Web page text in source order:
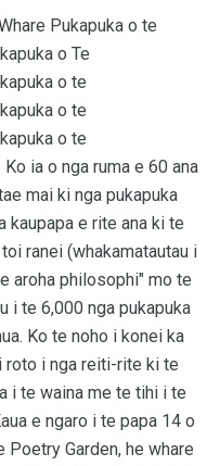
Pukapuka o te
o Te
o te
o te
o te
ia o nga ruma e 60 ana
mai ki nga pukapuka
kaupapa e rite ana ki te
ranei (whakamatautau i
aroha philosophi" mo te
i te 6,000 nga pukapuka
Ko te noho i konei ka
roto i nga reiti-rite ki te
i te waina me te tihi i te
e ngaro i te papa 14 o
Poetry Garden, he whare